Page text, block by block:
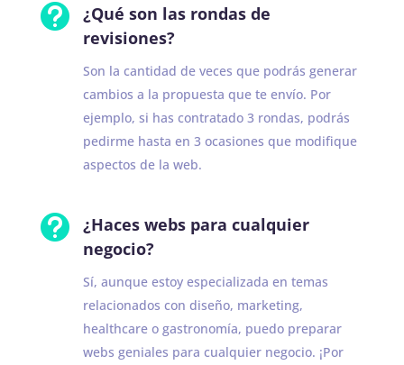

¿Qué son las rondas de
revisiones?
Son la cantidad de veces que podrás generar
cambios a la propuesta que te envío. Por
ejemplo, si has contratado 3 rondas, podrás
pedirme hasta en 3 ocasiones que modifique
aspectos de la web.

¿Haces webs para cualquier
negocio?
Sí, aunque estoy especializada en temas
relacionados con diseño, marketing,
healthcare o gastronomía, puedo preparar
webs geniales para cualquier negocio. ¡Por